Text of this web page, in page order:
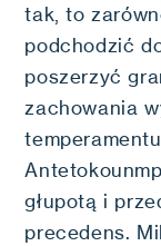
tak, to
podchodzić
poszerzyć
zachowania
głupotą i
precedens.